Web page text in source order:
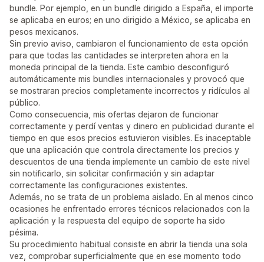
bundle. Por ejemplo, en un bundle dirigido a España, el importe
se aplicaba en euros; en uno dirigido a México, se aplicaba en
pesos mexicanos.
Sin previo aviso, cambiaron el funcionamiento de esta opción
para que todas las cantidades se interpreten ahora en la
moneda principal de la tienda. Este cambio desconfiguró
automáticamente mis bundles internacionales y provocó que
se mostraran precios completamente incorrectos y ridículos al
público.
Como consecuencia, mis ofertas dejaron de funcionar
correctamente y perdí ventas y dinero en publicidad durante el
tiempo en que esos precios estuvieron visibles. Es inaceptable
que una aplicación que controla directamente los precios y
descuentos de una tienda implemente un cambio de este nivel
sin notificarlo, sin solicitar confirmación y sin adaptar
correctamente las configuraciones existentes.
Además, no se trata de un problema aislado. En al menos cinco
ocasiones he enfrentado errores técnicos relacionados con la
aplicación y la respuesta del equipo de soporte ha sido
pésima.
Su procedimiento habitual consiste en abrir la tienda una sola
vez, comprobar superficialmente que en ese momento todo